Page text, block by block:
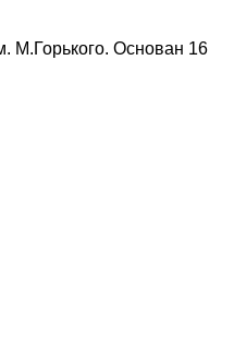
М.Горького. Основан 16